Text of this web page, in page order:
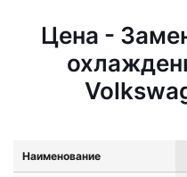
Цена -
Наименование